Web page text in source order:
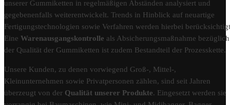
unserer Gummiketten in regelmäßigen Abständen analysiert und
gegebenenfalls weiterentwickelt. Trends in Hinblick auf neuartige
Fertigungstechnologien sowie Verfahren werden hierbei
Eine Warenausgangskontrolle als Absicherungsmaßnahme bezüglich
der Qualität der Gummiketten ist zudem Bestandteil der Prozesskette.
Unsere Kunden, zu denen vorwiegend Groß-, Mittel-,
Kleinunternehmen sowie Privatpersonen zählen, sind seit Jahren
überzeugt von der Qualität unserer Produkte. Eingesetzt werden sie